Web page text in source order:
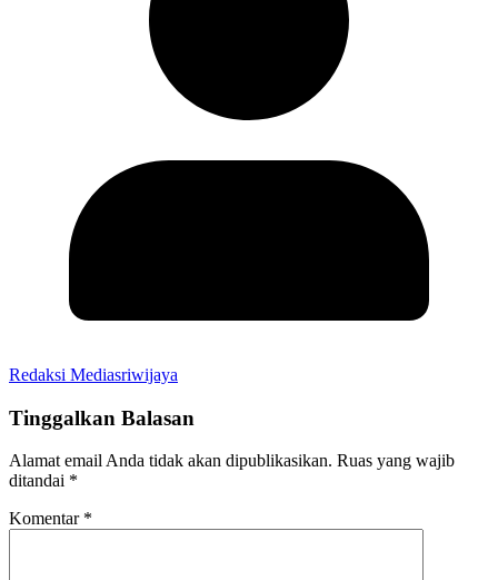
Redaksi Mediasriwijaya
Tinggalkan Balasan
Alamat email Anda tidak akan dipublikasikan. Ruas yang wajib
ditandai *
Komentar *